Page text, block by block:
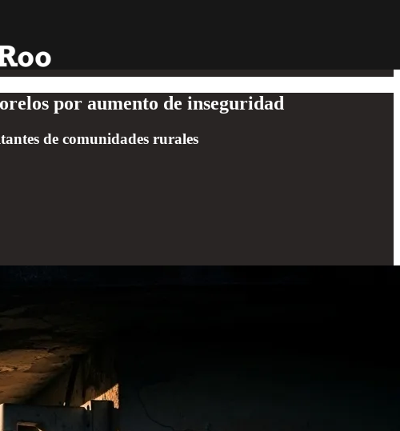
por aumento de inseguridad
de comunidades rurales